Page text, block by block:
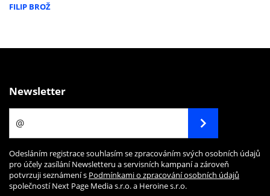
FILIP BROŽ
Newsletter
Odesláním registrace souhlasím se zpracováním svých osobních údajů
pro účely zasílání Newsletteru a servisních kampaní a zároveň
potvrzuji seznámení s Podmínkami o zpracování osobních údajů
společností Next Page Media s.r.o. a Heroine s.r.o.